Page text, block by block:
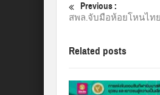
Previous :
สพล.จับมือห้อยโหนไท
Related posts